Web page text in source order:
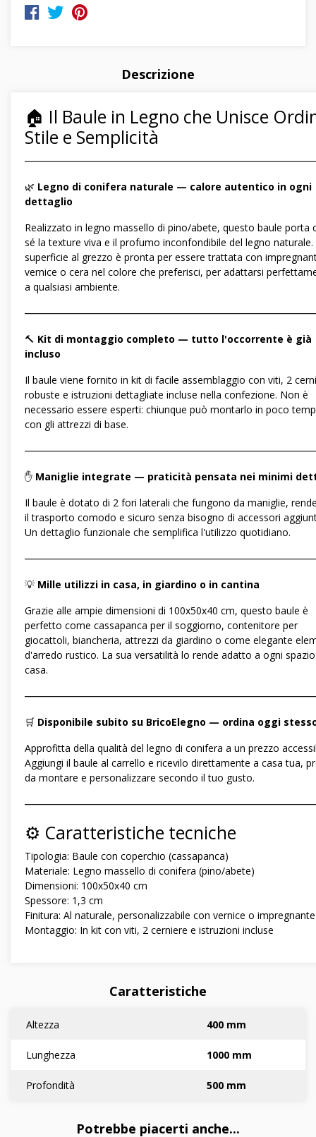
Descrizione
🏠 Il Baule in Legno che Unisce
Stile e Semplicità
🌿 Legno di conifera naturale — calore autentico in ogni
dettaglio
Realizzato in legno massello di pino/abete, questo baule porta
sé la texture viva e il profumo inconfondibile del legno naturale.
superficie al grezzo è pronta per essere trattata con
vernice o cera nel colore che preferisci, per adattarsi
a qualsiasi ambiente.
🔨 Kit di montaggio completo — tutto l'occorrente è già
incluso
Il baule viene fornito in kit di facile assemblaggio con viti, 2
robuste e istruzioni dettagliate incluse nella confezione. Non è
necessario essere esperti: chiunque può montarlo in poco
con gli attrezzi di base.
✋ Maniglie integrate — praticità pensata nei minimi
Il baule è dotato di 2 fori laterali che fungono da maniglie,
il trasporto comodo e sicuro senza bisogno di accessori
Un dettaglio funzionale che semplifica l'utilizzo quotidiano.
💡 Mille utilizzi in casa, in giardino o in cantina
Grazie alle ampie dimensioni di 100x50x40 cm, questo baule è
perfetto come cassapanca per il soggiorno, contenitore per
giocattoli, biancheria, attrezzi da giardino o come elegante
d'arredo rustico. La sua versatilità lo rende adatto a ogni
casa.
🛒 Disponibile subito su BricoElegno — ordina oggi
Approfitta della qualità del legno di conifera a un prezzo
Aggiungi il baule al carrello e ricevilo direttamente a casa tua,
da montare e personalizzare secondo il tuo gusto.
⚙️ Caratteristiche tecniche
Tipologia: Baule con coperchio (cassapanca)
Materiale: Legno massello di conifera (pino/abete)
Dimensioni: 100x50x40 cm
Spessore: 1,3 cm
Finitura: Al naturale, personalizzabile con vernice o impregnante
Montaggio: In kit con viti, 2 cerniere e istruzioni incluse
Caratteristiche
Altezza 400 mm
Lunghezza 1000 mm
Profondità 500 mm
Potrebbe piacerti anche...